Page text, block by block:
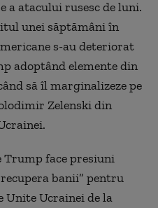
a atacului rusesc de luni.
unei săptămâni în
s-au deteriorat
adoptând elemente din
să îl marginalizeze pe
Zelenski din
Trump face presiuni
banii” pentru
Unite Ucrainei de la